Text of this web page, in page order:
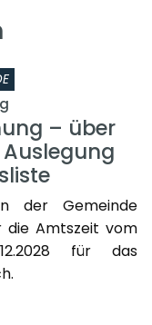
– über
der Gemeinde
die Amtszeit vom
für das